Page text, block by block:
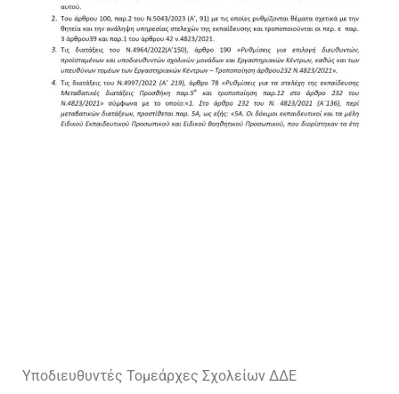
Υποδιευθυντές Τομεάρχες Σχολείων ΔΔΕ